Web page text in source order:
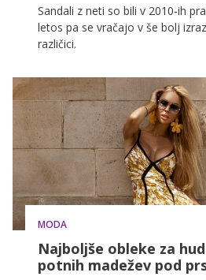
Sandali z neti so bili v 2010-ih
letos pa se vračajo v še bolj
različici.
MODA
Najboljše obleke za
potnih madežev pod